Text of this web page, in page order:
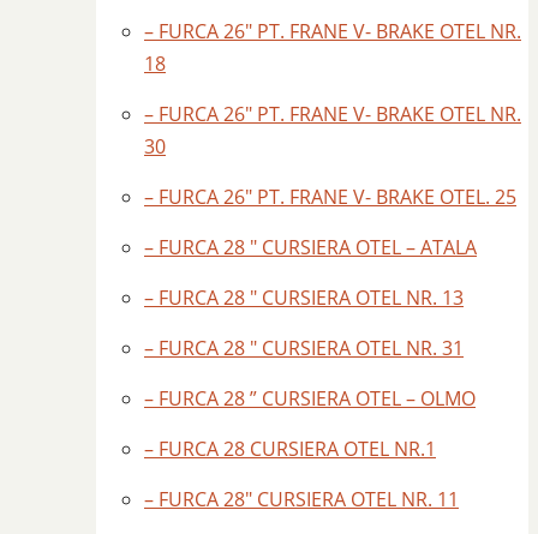
– FURCA 26″ PT. FRANE V- BRAKE OTEL NR.
18
– FURCA 26″ PT. FRANE V- BRAKE OTEL NR.
30
– FURCA 26″ PT. FRANE V- BRAKE OTEL. 25
– FURCA 28 " CURSIERA OTEL – ATALA
– FURCA 28 " CURSIERA OTEL NR. 13
– FURCA 28 " CURSIERA OTEL NR. 31
– FURCA 28 ” CURSIERA OTEL – OLMO
– FURCA 28 CURSIERA OTEL NR.1
– FURCA 28″ CURSIERA OTEL NR. 11